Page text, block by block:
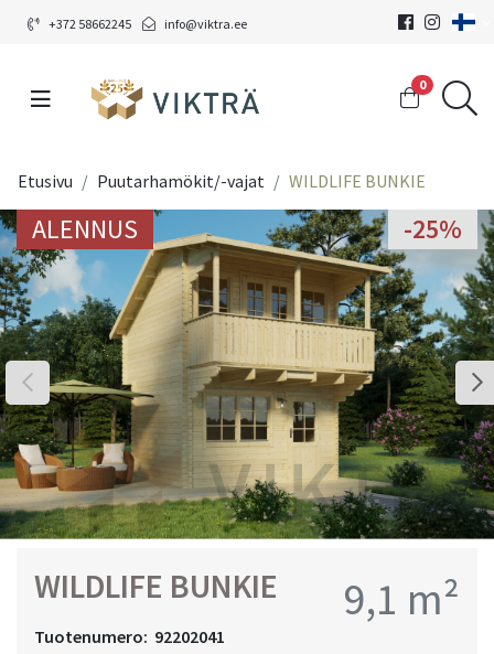
+372 58662245 info@viktra.ee
0
Etusivu Puutarhamökit/-vajat WILDLIFE BUNKIE
ALENNUS -25%
WILDLIFE BUNKIE
Tuotenumero: 92202041
9,1 m²